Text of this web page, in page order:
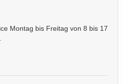
Montag bis Freitag von 8 bis 17